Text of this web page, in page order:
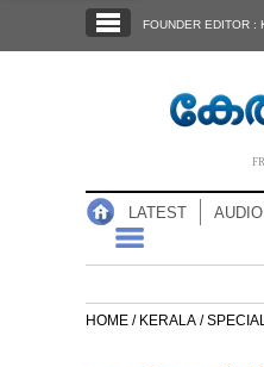
NOTIFIED NEWS
FOUNDER EDITOR :
LATEST AUDIO
HOME / KERALA /